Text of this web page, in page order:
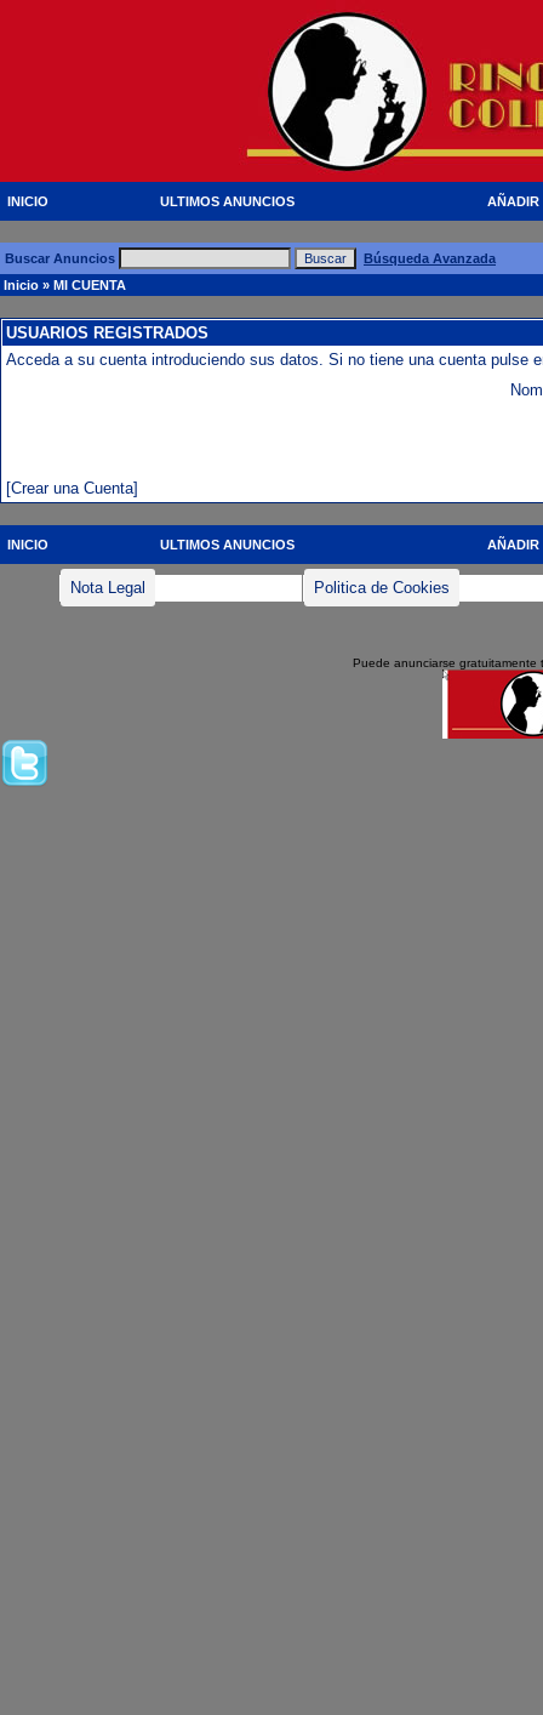
INICIO ULTIMOS ANUNCIOS AÑADIR
Buscar Anuncios
Búsqueda Avanzada
Inicio » MI CUENTA
USUARIOS REGISTRADOS
Acceda a su cuenta introduciendo sus datos. Si no tiene una cuenta pulse
[Crear una Cuenta]
INICIO ULTIMOS ANUNCIOS AÑADIR
Nota Legal Politica de Cookies
Puede anunciarse